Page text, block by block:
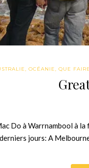
, OCÉANIE, QUE
Do à Warrnambool à la
derniers jours: A